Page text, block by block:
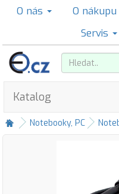
O nás O nákupu
Servis
Katalog
Notebooky, PC